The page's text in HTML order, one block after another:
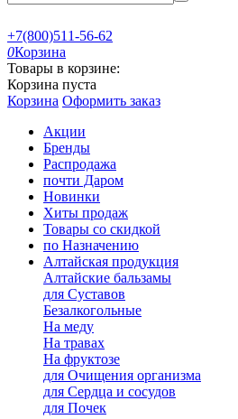
+7(800)511-56-62
0Корзина
Товары в корзине:
Корзина пуста
Корзина Оформить заказ
Акции
Бренды
Распродажа
почти Даром
Новинки
Хиты продаж
Товары со скидкой
по Назначению
Алтайская продукция
Алтайские бальзамы
для Суставов
Безалкогольные
На меду
На травах
На фруктозе
для Очищения организма
для Сердца и сосудов
для Почек